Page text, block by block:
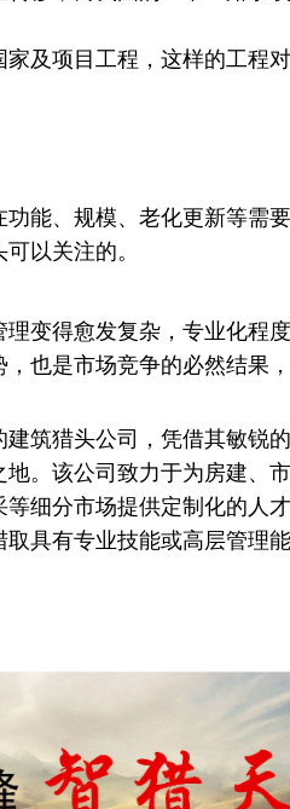
及项目工程，这样的工程
能、规模、老化更新等需
以关注的。
变得愈发复杂，专业化程
也是市场竞争的必然结果
筑猎头公司，凭借其敏锐
。该公司致力于为房建、
细分市场提供定制化的人
具有专业技能或高层管理